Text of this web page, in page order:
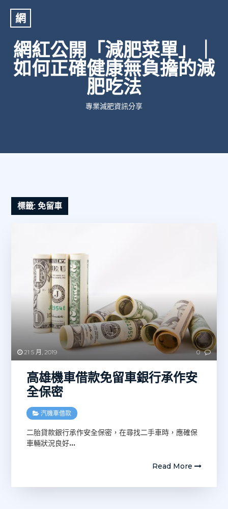
網
網紅公開「減肥菜單」｜
如何正確健康無負擔的減
肥吃法
專業減肥資訊分享
標籤:免留車
21 5 月, 2019 0
高雄機車借款免留車銀行承作安
全保密
汽機車借款
二胎貸款銀行承作安全保密，在尋找二手車時，應確保
車輛狀況良好…
Read More